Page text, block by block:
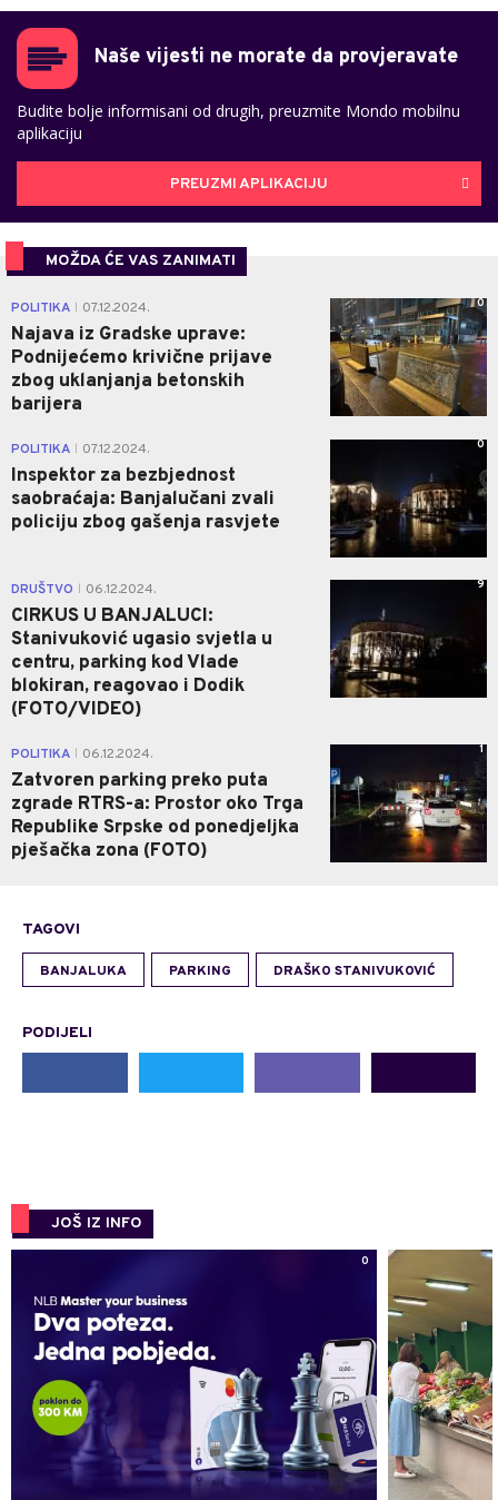
Naše vijesti ne morate da provjeravate
Budite bolje informisani od drugih, preuzmite Mondo mobilnu
aplikaciju
PREUZMI APLIKACIJU
MOŽDA ĆE VAS ZANIMATI
POLITIKA 07.12.2024.
Najava iz Gradske uprave:
Podnijećemo krivične prijave
zbog uklanjanja betonskih
barijera
0
POLITIKA 07.12.2024.
Inspektor za bezbjednost
saobraćaja: Banjalučani zvali
policiju zbog gašenja rasvjete
0
DRUŠTVO 06.12.2024.
CIRKUS U BANJALUCI:
Stanivuković ugasio svjetla u
centru, parking kod Vlade
blokiran, reagovao i Dodik
(FOTO/VIDEO)
9
POLITIKA 06.12.2024.
Zatvoren parking preko puta
zgrade RTRS-a: Prostor oko Trga
Republike Srpske od ponedjeljka
pješačka zona (FOTO)
1
TAGOVI
BANJALUKA PARKING DRAŠKO STANIVUKOVIĆ
PODIJELI
JOŠ IZ INFO
0